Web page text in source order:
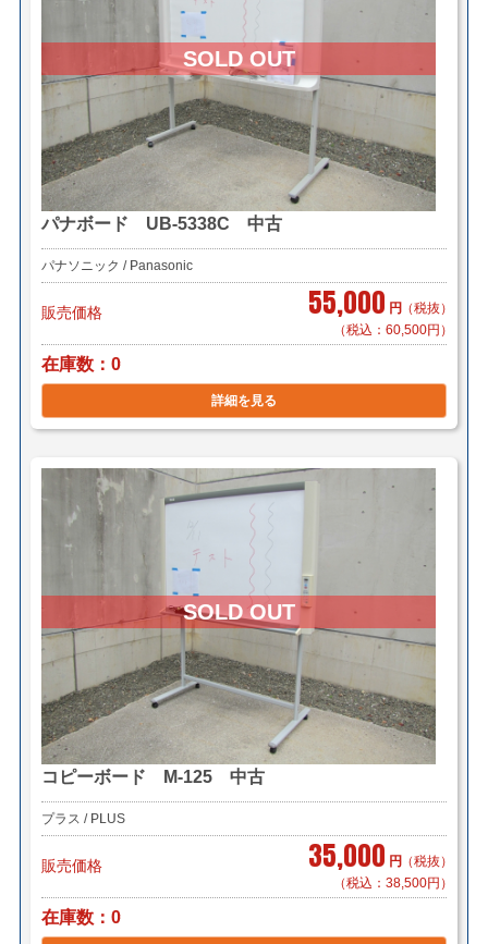
パナボード UB-5338C 中古
パナソニック / Panasonic
販売価格 55,000 円 （税抜）
（税込：60,500円）
在庫数 0
詳細を見る
コピーボード M-125 中古
プラス / PLUS
販売価格 35,000 円 （税抜）
（税込：38,500円）
在庫数 0